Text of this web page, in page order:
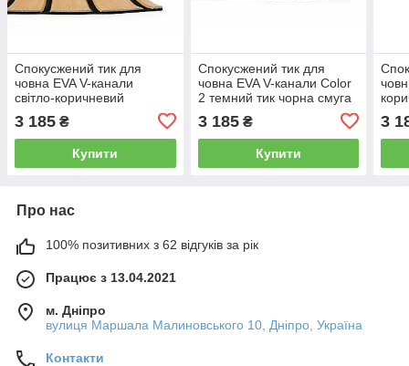
Спокусжений тик для
човна EVA V-канали
світло-коричневий
3 185 ₴
Купити
Спокусжений тик для
човна EVA V-канали Color
2 темний тик чорна смуга
3 185₴
Купити
3
Про нас
100% позитивних з 62 відгуків за рік
Працює з 13.04.2021
м. Дніпро
вулиця Маршала Малиновського 10, Дніпро, Україна
Контакти